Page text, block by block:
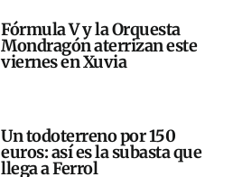
Fórmula V y la Orquesta
Mondragón aterrizan este
viernes en Xuvia
Un todoterreno por 150
euros: así es la subasta que
llega a Ferrol